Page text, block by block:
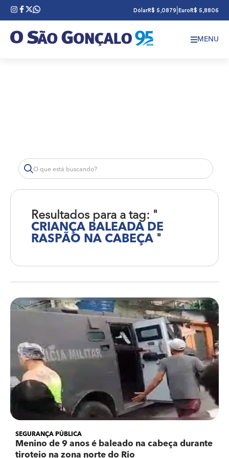
DólarR$ 5,0879 Euro R$ 5,8806
MENU
Resultados para a tag: "
CRIANÇA BALEADA DE
RASPÃO NA CABEÇA "
SEGURANÇA PÚBLICA
Menino de 9 anos é baleado na cabeça durante
tiroteio na zona norte do Rio